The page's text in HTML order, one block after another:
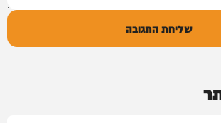
שליחת התגובה